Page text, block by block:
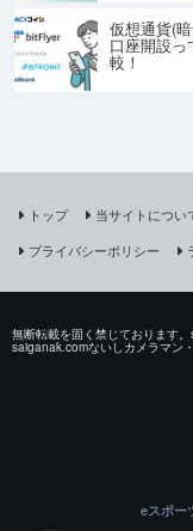
仮想通貨(
口座開設
較！
トップ 当サイトについ
プライバシーポリシー
無断転載を固く禁じております
saiganak.comないしカメラマン
eスポー